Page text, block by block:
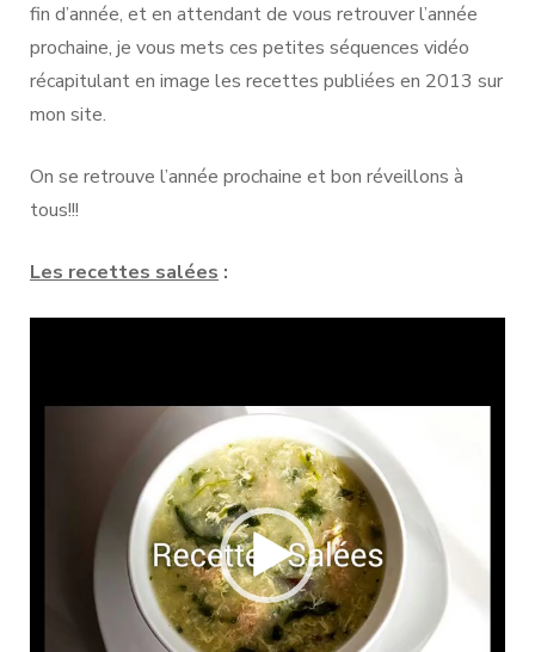
fin d’année, et en attendant de vous retrouver l’année
prochaine, je vous mets ces petites séquences vidéo
récapitulant en image les recettes publiées en 2013 sur
mon site.
On se retrouve l’année prochaine et bon réveillons à
tous!!!
Les recettes salées :